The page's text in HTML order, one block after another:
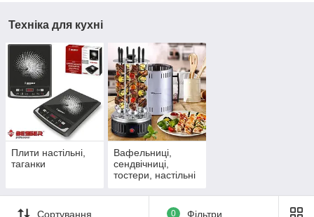
Техніка для кухні
Плити настільні,
таганки
Вафельниці,
сендвічниці,
тостери, настільні
Сортування 0 Фільтри